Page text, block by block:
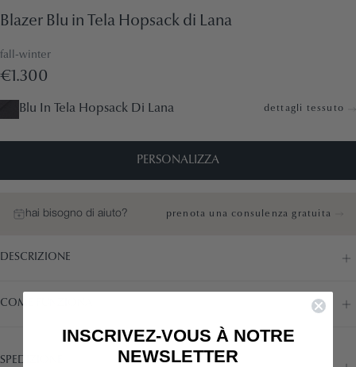
Blazer Blu in Tela Hopsack di Lana
fall-winter
€1.300
Blu In Tela Hopsack Di Lana dettagli tessuto
PERSONALIZZA
hai bisogno di aiuto? prenota una consulenza gratuita
DESCRIZIONE
COME FUNZIONA
SPEDIZIONE
INSCRIVEZ-VOUS À NOTRE
NEWSLETTER